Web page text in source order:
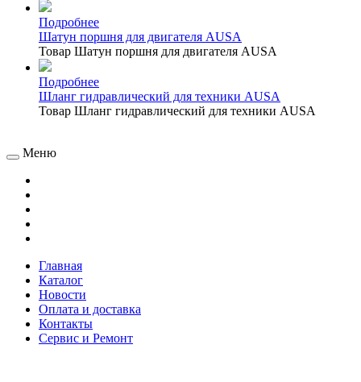
Подробнее
Шатун поршня для двигателя AUSA
Товар Шатун поршня для двигателя AUSA
Подробнее
Шланг гидравлический для техники AUSA
Товар Шланг гидравлический для техники AUSA
Меню
Главная
Каталог
Новости
Оплата и доставка
Контакты
Сервис и Ремонт